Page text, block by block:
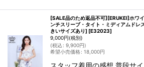
[SALE品のため返品不可][ERUKEI]ホワ
ンチスリーブ・タイト・ミディアムド
きいサイズあり] [E32023]
9,000円(税別)
(税込: 9,900円)
希望小売価格: 18,000円